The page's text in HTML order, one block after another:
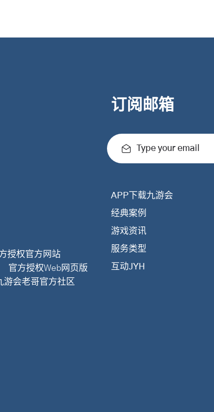
授权官方网站
官方授权Web网页版
游会老哥官方社区
订阅邮箱
Type your email
APP下载九游会
经典案例
游戏资讯
服务类型
互动JYH